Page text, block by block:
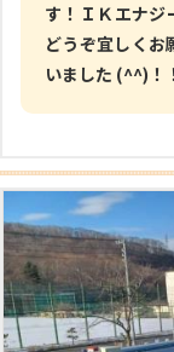
す！ＩＫエナジ
どうぞ宜しくお
いました (^^)！